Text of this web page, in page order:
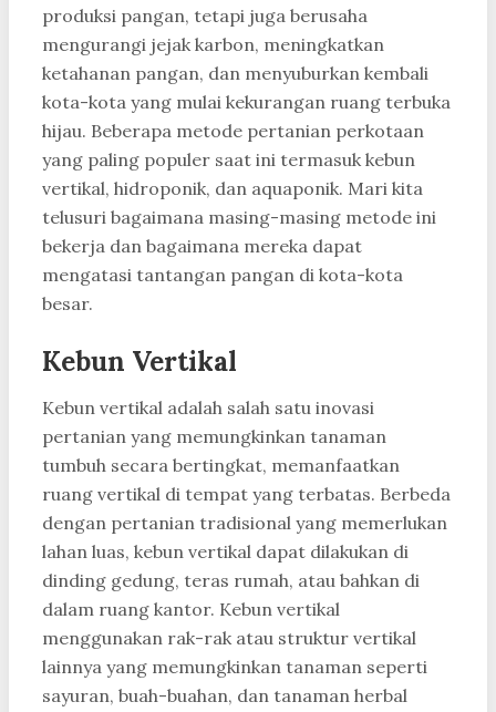
produksi pangan, tetapi juga berusaha
mengurangi jejak karbon, meningkatkan
ketahanan pangan, dan menyuburkan kembali
kota-kota yang mulai kekurangan ruang terbuka
hijau. Beberapa metode pertanian perkotaan
yang paling populer saat ini termasuk kebun
vertikal, hidroponik, dan aquaponik. Mari kita
telusuri bagaimana masing-masing metode ini
bekerja dan bagaimana mereka dapat
mengatasi tantangan pangan di kota-kota
besar.
Kebun Vertikal
Kebun vertikal adalah salah satu inovasi
pertanian yang memungkinkan tanaman
tumbuh secara bertingkat, memanfaatkan
ruang vertikal di tempat yang terbatas. Berbeda
dengan pertanian tradisional yang memerlukan
lahan luas, kebun vertikal dapat dilakukan di
dinding gedung, teras rumah, atau bahkan di
dalam ruang kantor. Kebun vertikal
menggunakan rak-rak atau struktur vertikal
lainnya yang memungkinkan tanaman seperti
sayuran, buah-buahan, dan tanaman herbal